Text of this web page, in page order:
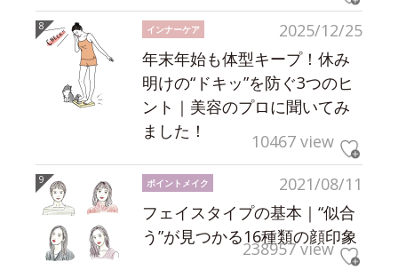
2025/12/25
インナーケア
年末年始も体型キープ！休み
明けの“ドキッ”を防ぐ3つのヒ
ント｜美容のプロに聞いてみ
ました！
10467 view
2021/08/11
ポイントメイク
フェイスタイプの基本｜“似合
う”が見つかる16種類の顔印象
238957 view